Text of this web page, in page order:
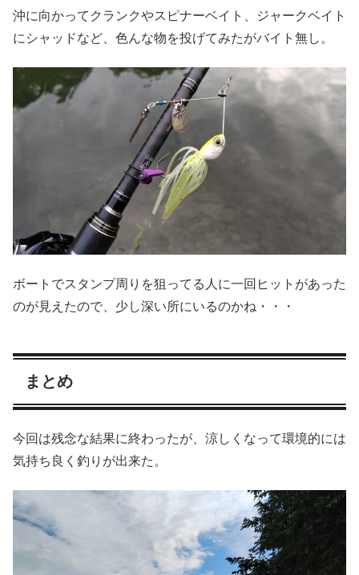
沖に向かってクランクやスピナーベイト、ジャークベイト
にシャッドなど、色んな物を投げてみたがバイト無し。
ボートでスタンプ周りを狙ってる人に一回ヒットがあった
のが見えたので、少し深い所にいるのかね・・・
まとめ
今回は残念な結果に終わったが、涼しくなって環境的には
気持ち良く釣りが出来た。